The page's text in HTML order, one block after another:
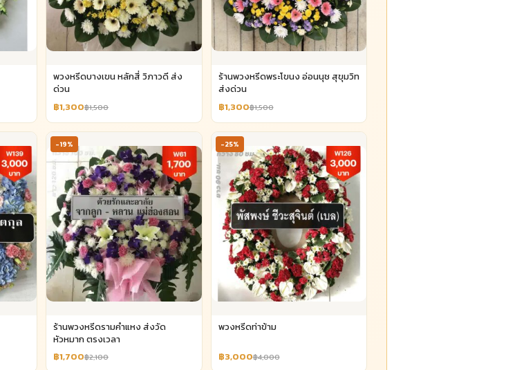
พวงหรีดบางเขน หลักสี่ วิภาวดี ส่ง
ด่วน
฿1,300฿1,500
ร้านพวงหรีดพระโขนง อ่อนนุช สุขุมวิท
ส่งด่วน
฿1,300฿1,500
-19%
ร้านพวงหรีดรามคำแหง ส่งวัด
หัวหมาก ตรงเวลา
฿1,700฿2,100
-25%
พวงหรีดท่าข้าม
฿3,000฿4,000